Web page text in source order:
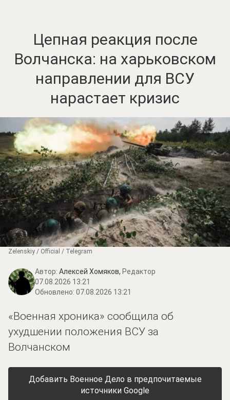
Цепная реакция после
Волчанска: на харьковском
направлении для ВСУ
нарастает кризис
Zеlеnskiу / Оfficiаl / Telegram
Автор: Алексей Хомяков, Редактор
07.08.2026 13:21
Обновлено: 07.08.2026 13:21
«Военная хроника» сообщила об
ухудшении положения ВСУ за
Волчанском
Добавить Военное Дело в предпочитаемые
источники Google